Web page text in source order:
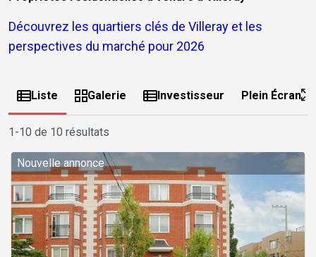
Découvrez les quartiers clés de Villeray et les
perspectives du marché pour 2026
Liste Galerie Investisseur Plein Écran
1-10 de 10 résultats
Nouvelle annonce